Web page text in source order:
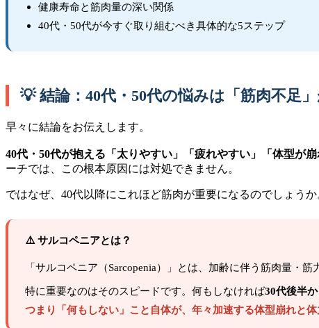
健康寿命と筋肉量の深い関係
40代・50代が今すぐ取り組むべき具体的な5ステップ
💡 結論：40代・50代の悩みは「筋肉不足
早々に結論をお伝えします。
40代・50代が抱える「太りやすい」「疲れやすい」「体型が
ーチでは、この根本原因には対処できません。
ではなぜ、40代以降にこれほど筋肉が重要になるのでしょう
⚠️ サルコペニアとは？
「サルコペニア（Sarcopenia）」とは、加齢に伴う筋肉量・
特に重要なのはそのスピードです。何もしなければ30代後半
つまり「何もしない」こと自体が、年々加速する体型崩れと体